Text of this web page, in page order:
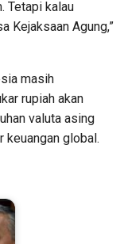
Tetapi kalau
Kejaksaan Agung,”
masih
rupiah akan
valuta asing
keuangan global.